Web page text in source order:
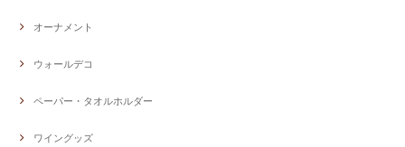
オーナメント
ウォールデコ
ペーパー・タオルホルダー
ワイングッズ